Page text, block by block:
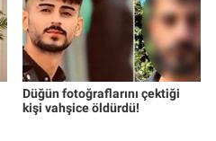
Düğün fotoğraflarını çektiği
kişi vahşice öldürdü!